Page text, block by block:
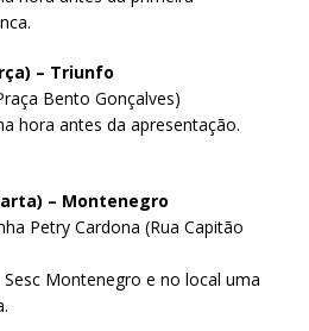
– Triunfo
Bento Gonçalves)
hora antes da apresentação.
– Montenegro
Petry Cardona (Rua Capitão
Montenegro e no local uma